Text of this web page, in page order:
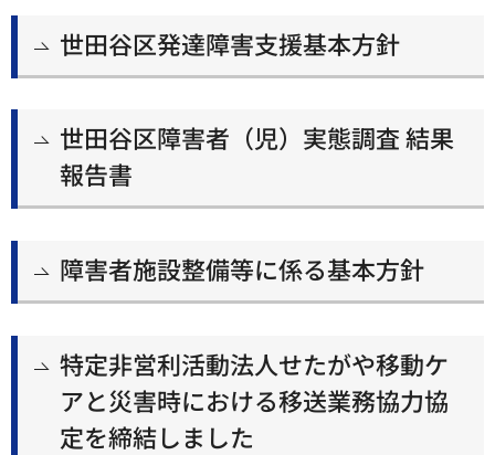
世田谷区発達障害支援基本方針
世田谷区障害者（児）実態調査 結果
報告書
障害者施設整備等に係る基本方針
特定非営利活動法人せたがや移動ケ
アと災害時における移送業務協力協
定を締結しました